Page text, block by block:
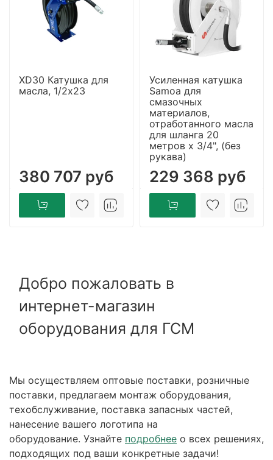
XD30 Катушка для
масла, 1/2x23
380 707 руб
Усиленная катушка
Samoa для
смазочных
материалов,
отработанного масла
для шланга 20
метров x 3/4", (без
рукава)
229 368 руб
Добро пожаловать в
интернет-магазин
оборудования для ГСМ
Мы осуществляем оптовые поставки, розничные
поставки, предлагаем монтаж оборудования,
техобслуживание, поставка запасных частей,
нанесение вашего логотипа на
оборудование. Узнайте подробнее о всех решениях,
подходящих под ваши конкретные задачи!